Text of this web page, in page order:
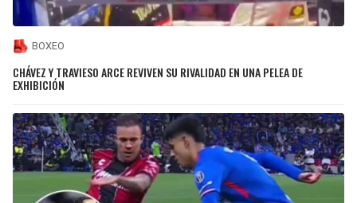
BOXEO
CHÁVEZ Y TRAVIESO ARCE REVIVEN SU RIVALIDAD EN UNA PELEA DE
EXHIBICIÓN